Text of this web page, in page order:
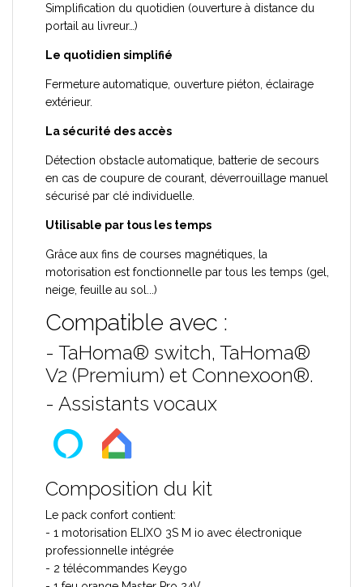
Simplification du quotidien (ouverture à distance du
portail au livreur…)
Le quotidien simplifié
Fermeture automatique, ouverture piéton, éclairage
extérieur.
La sécurité des accès
Détection obstacle automatique, batterie de secours
en cas de coupure de courant, déverrouillage manuel
sécurisé par clé individuelle.
Utilisable par tous les temps
Grâce aux fins de courses magnétiques, la
motorisation est fonctionnelle par tous les temps (gel,
neige, feuille au sol...)
Compatible avec :
- TaHoma® switch, TaHoma®
V2 (Premium) et Connexoon®.
- Assistants vocaux
Composition du kit
Le pack confort contient:
- 1 motorisation ELIXO 3S M io avec électronique
professionnelle intégrée
- 2 télécommandes Keygo